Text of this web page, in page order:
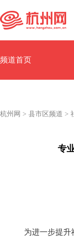
频道首页
杭州网 > 县市区频道 >
专
为进一步提升